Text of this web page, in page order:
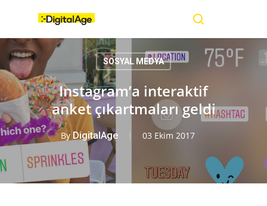
content
SOSYAL MEDYA
Instagram’a interaktif
anket çıkartmaları geldi
By DigitalAge 03 Ekim 2017